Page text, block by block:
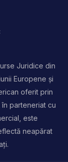
Juridice din
Europene și
oferit prin
în parteneriat cu
este
neapărat